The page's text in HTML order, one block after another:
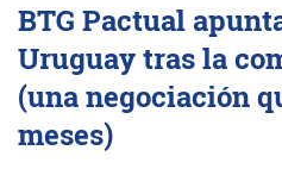
BTG Pactual
Uruguay tras la
(una negociación
meses)